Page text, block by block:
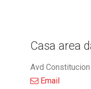
Casa area
Avd
Email